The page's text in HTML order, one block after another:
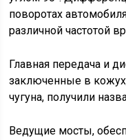
поворотах
различной частотой
Главная передача и
заключенные в
чугуна, получили
Ведущие мосты,